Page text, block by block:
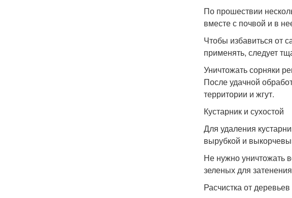
По прошествии
вместе с почвой и в
Чтобы избавиться от
применять, следует
Уничтожать сорняки
После удачной
территории и жгут.
Кустарник и сухостой
Для удаления
вырубкой и
Не нужно уничтожать
зеленых для
Расчистка от